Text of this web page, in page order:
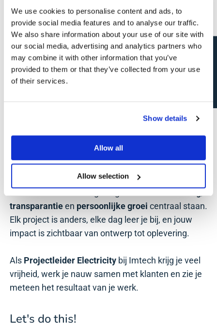
We use cookies to personalise content and ads, to
provide social media features and to analyse our traffic.
We also share information about your use of our site with
our social media, advertising and analytics partners who
may combine it with other information that you’ve
provided to them or that they’ve collected from your use
of their services.
Show details
Allow all
Allow selection
Waar start je?
Imtech
is een toonaangevende speler in
multitechniekmet meer dan 700 medewerkers en
een sterke reputatie in HVAC, Electricity en
sanitaire installaties. Imtech maakt deel uit van de
Cordeel Group, een solide en innovatieve
uniek maakt? De combinatie van de
slagkracht van een grote groep met de sfeer van
familiale KMO. Je komt terecht in een
transparantie en persoonlijke groei centraal staan.
Elk project is anders, elke dag leer je bij, en jouw
impact is zichtbaar van ontwerp tot oplevering.
Als Projectleider Electricity bij Imtech krijg je veel
vrijheid, werk je nauw samen met klanten en zie je
meteen het resultaat van je werk.
Let's do this!